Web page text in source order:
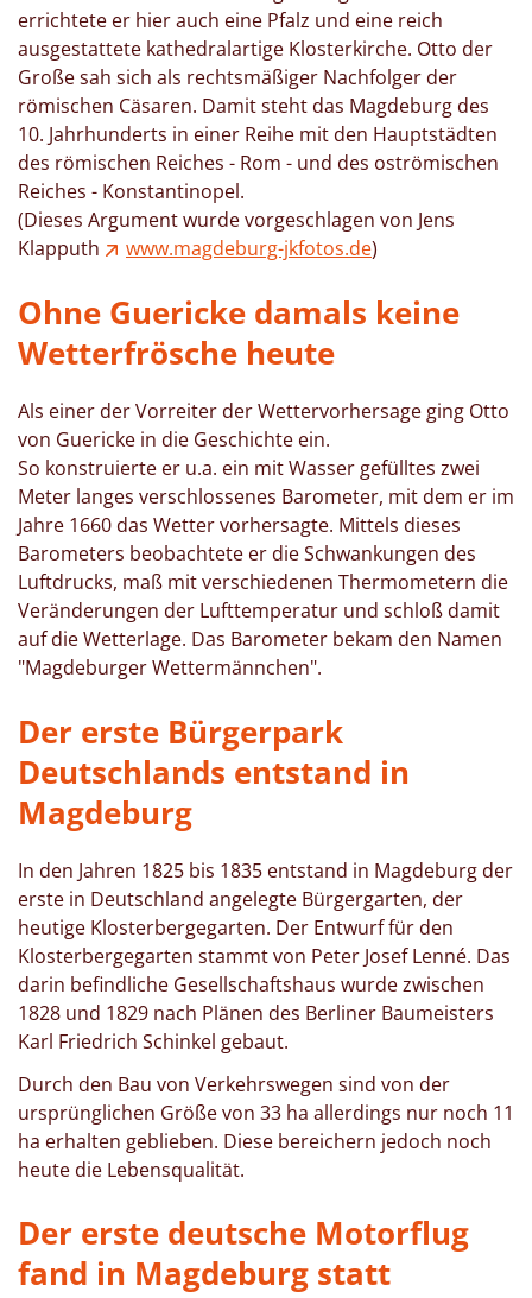
errichtete er hier auch eine Pfalz und eine reich
ausgestattete kathedralartige Klosterkirche. Otto der
Große sah sich als rechtsmäßiger Nachfolger der
römischen Cäsaren. Damit steht das Magdeburg des
10. Jahrhunderts in einer Reihe mit den Hauptstädten
des römischen Reiches - Rom - und des oströmischen
Reiches - Konstantinopel.
(Dieses Argument wurde vorgeschlagen von Jens
Klapputh
www.magdeburg-jkfotos.de)
Ohne Guericke damals keine
Wetterfrösche heute
Als einer der Vorreiter der Wettervorhersage ging Otto
von Guericke in die Geschichte ein.
So konstruierte er u.a. ein mit Wasser gefülltes zwei
Meter langes verschlossenes Barometer, mit dem er im
Jahre 1660 das Wetter vorhersagte. Mittels dieses
Barometers beobachtete er die Schwankungen des
Luftdrucks, maß mit verschiedenen Thermometern die
Veränderungen der Lufttemperatur und schloß damit
auf die Wetterlage. Das Barometer bekam den Namen
"Magdeburger Wettermännchen".
Der erste Bürgerpark
Deutschlands entstand in
Magdeburg
In den Jahren 1825 bis 1835 entstand in Magdeburg der
erste in Deutschland angelegte Bürgergarten, der
heutige Klosterbergegarten. Der Entwurf für den
Klosterbergegarten stammt von Peter Josef Lenné. Das
darin befindliche Gesellschaftshaus wurde zwischen
1828 und 1829 nach Plänen des Berliner Baumeisters
Karl Friedrich Schinkel gebaut.
Durch den Bau von Verkehrswegen sind von der
ursprünglichen Größe von 33 ha allerdings nur noch 11
ha erhalten geblieben. Diese bereichern jedoch noch
heute die Lebensqualität.
Der erste deutsche Motorflug
fand in Magdeburg statt